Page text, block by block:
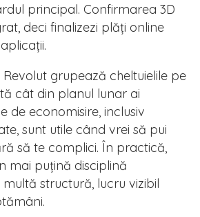
principal. Confirmarea 3D
deci finalizezi plăți online
grupează cheltuielile pe
cât din planul lunar ai
de economisire, inclusiv
sunt utile când vrei să pui
să te complici. În practică,
mai puțină disciplină
multă structură, lucru vizibil